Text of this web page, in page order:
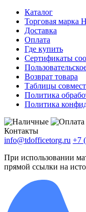
Каталог
Торговая марка
Доставка
Оплата
Где купить
Сертификаты
Возврат товара
Таблицы
Политика
Политика
Контакты
info@tdofficetorg.ru +7
При использовании
прямой ссылки на